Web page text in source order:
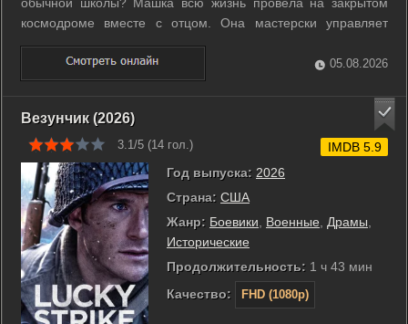
обычной школы? Машка всю жизнь провела на закрытом
космодроме вместе с отцом. Она мастерски управляет
самолетом и не боится самых сложных заданий. Однако
перевод в петербургский класс становится для неё
серьезным испытанием. Девочка ...
05.08.2026
Везунчик (2026)
3.1/5 (14 гол.)
Год выпуска: 2026
Страна: США
Жанр: Боевики Военные Драмы
Исторические
Продолжительность: 1 ч 43 мин
Качество:
FHD (1080p)
IMDB 5.9